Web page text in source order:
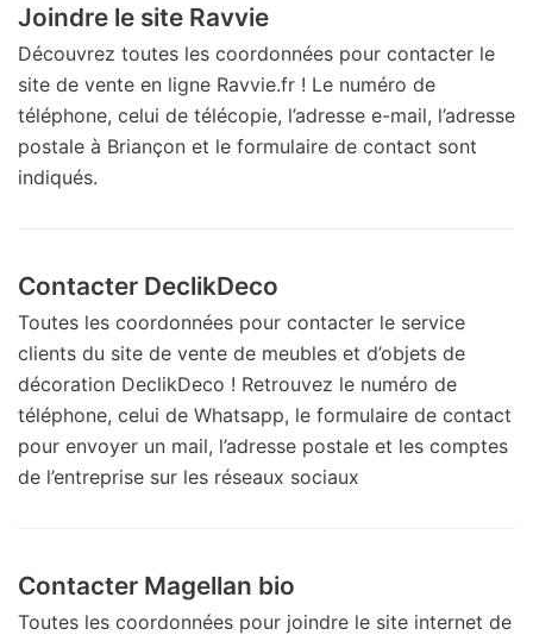
Joindre le site Ravvie
Découvrez toutes les coordonnées pour contacter le
site de vente en ligne Ravvie.fr ! Le numéro de
téléphone, celui de télécopie, l’adresse e-mail, l’adresse
postale à Briançon et le formulaire de contact sont
indiqués.
Contacter DeclikDeco
Toutes les coordonnées pour contacter le service
clients du site de vente de meubles et d’objets de
décoration DeclikDeco ! Retrouvez le numéro de
téléphone, celui de Whatsapp, le formulaire de contact
pour envoyer un mail, l’adresse postale et les comptes
de l’entreprise sur les réseaux sociaux
Contacter Magellan bio
Toutes les coordonnées pour joindre le site internet de